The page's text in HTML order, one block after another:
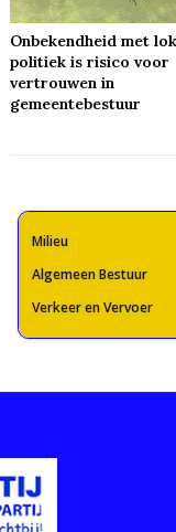
Onbekendheid met
politiek is risico voor
vertrouwen in
gemeentebestuur
Milieu
Algemeen Bestuur
Verkeer en Vervoer